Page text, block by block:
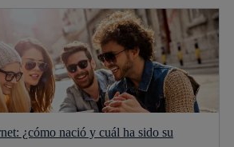
¿cómo nació y cuál ha sido su